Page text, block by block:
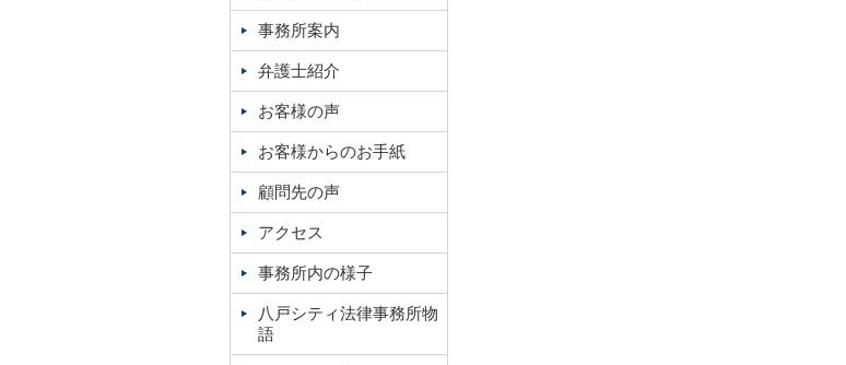
事務所案内
弁護士紹介
お客様の声
お客様からのお手紙
顧問先の声
アクセス
事務所内の様子
八戸シティ法律事務所物
語